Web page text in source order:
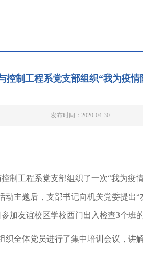
控制工程系党支部组织“我为疫
发布时间：2020-04-30
制工程系党支部组织了一次“我为疫
主题后，支部书记向机关党委提出
加友谊校区学校西门出入检查3个班
织全体党员进行了集中培训会议，讲